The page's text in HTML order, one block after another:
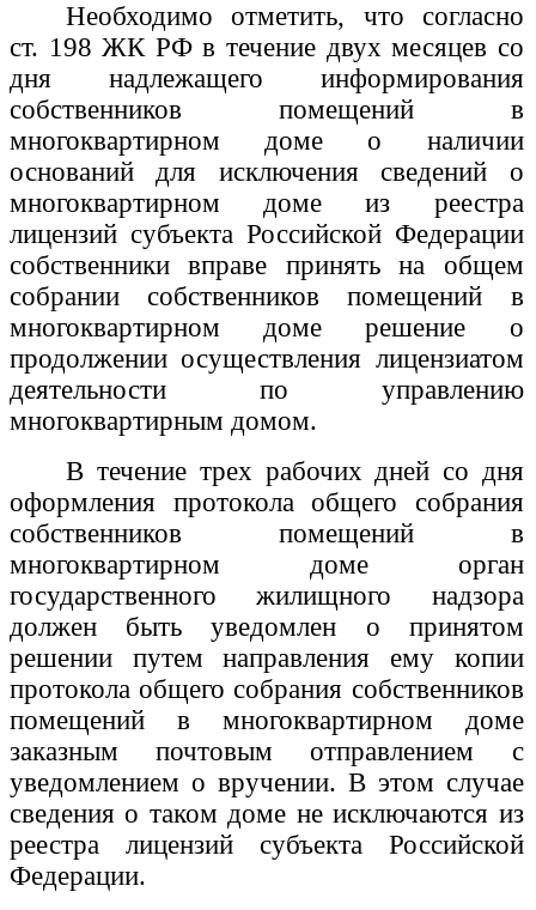
Необходимо отметить, что согласно
ст. 198 ЖК РФ в течение двух месяцев со
дня надлежащего информирования
собственников помещений в
многоквартирном доме о наличии
оснований для исключения сведений о
многоквартирном доме из реестра
лицензий субъекта Российской Федерации
собственники вправе принять на общем
собрании собственников помещений в
многоквартирном доме решение о
продолжении осуществления лицензиатом
деятельности по управлению
многоквартирным домом.
В течение трех рабочих дней со дня
оформления протокола общего собрания
собственников помещений в
многоквартирном доме орган
государственного жилищного надзора
должен быть уведомлен о принятом
решении путем направления ему копии
протокола общего собрания собственников
помещений в многоквартирном доме
заказным почтовым отправлением с
уведомлением о вручении. В этом случае
сведения о таком доме не исключаются из
реестра лицензий субъекта Российской
Федерации.